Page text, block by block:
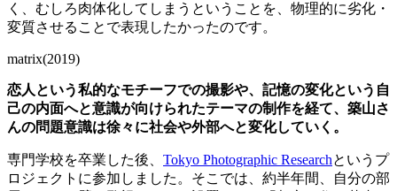
く、むしろ肉体化してしまうということを、物理的に劣化・
変質させることで表現したかったのです。
matrix(2019)
恋人という私的なモチーフでの撮影や、記憶の変化という自
己の内面へと意識が向けられたテーマの制作を経て、築山さ
んの問題意識は徐々に社会や外部へと変化していく。
専門学校を卒業した後、 Tokyo Photographic Researchというプ
ロジェクトに参加しました。そこでは、約半年間、自分の部